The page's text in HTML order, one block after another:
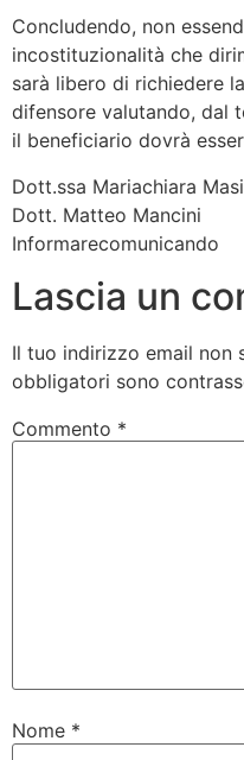
Concludendo, non
incostituzionalità che
sarà libero di richiedere
difensore valutando, dal
il beneficiario dovrà
Dott.ssa Mariachiara
Dott. Matteo Mancini
Informarecomunicando
Lascia un
Il tuo indirizzo email non
obbligatori sono
Commento *
Nome *